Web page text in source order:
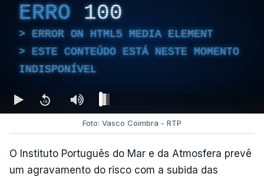
ERRO 100
ERROR ON HTML5 MEDIA ELEMENT
ESTE CONTEÚDO ESTÁ NESTE MOMENTO
INDISPONÍVEL
Foto: Vasco Coimbra - RTP
O Instituto Português do Mar e da Atmosfera prevê
um agravamento do risco com a subida das